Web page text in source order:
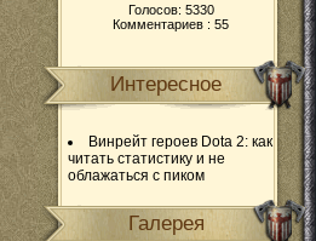
Голосов: 5330
Комментариев : 55
Интересное
Винрейт героев Dota 2: как
читать статистику и не
облажаться с пиком
Галерея